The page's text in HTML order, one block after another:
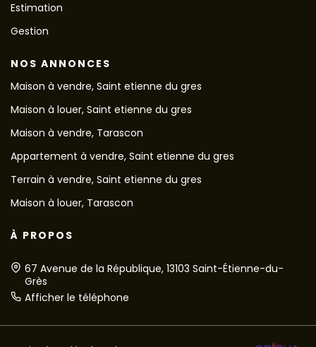
Estimation
Gestion
NOS ANNONCES
Maison à vendre, Saint etienne du gres
Maison à louer, Saint etienne du gres
Maison à vendre, Tarascon
Appartement à vendre, Saint etienne du gres
Terrain à vendre, Saint etienne du gres
Maison à louer, Tarascon
À PROPOS
67 Avenue de la République, 13103 Saint-Étienne-du-
Grès
Afficher le téléphone